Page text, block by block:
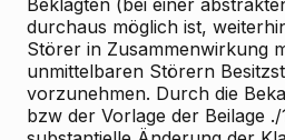
Beklagten (bei einer
durchaus möglich ist,
Störer in Zusammenwirkung
unmittelbaren Störern
vorzunehmen. Durch die
bzw der Vorlage der Beilage